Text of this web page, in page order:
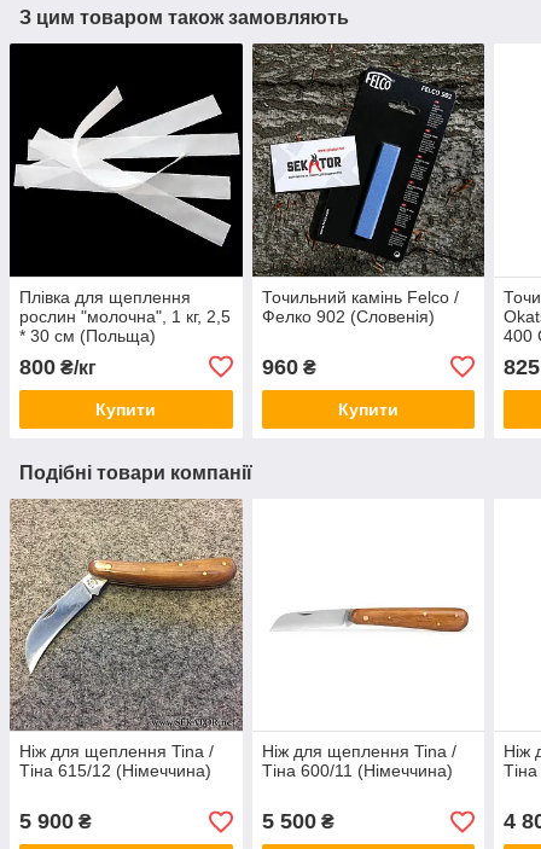
З цим товаром також замовляють
Плівка для щеплення
рослин "молочна", 1 кг, 2,5
* 30 см (Польща)
800 ₴/кг
Купити
Точильний камінь Felco /
Фелко 902 (Словенія)
960₴
Купити
400
825
Подібні товари компанії
Ніж для щеплення Tina /
Тіна 615/12 (Німеччина)
5 900 ₴
Ніж для щеплення Tina /
Тіна 600/11 (Німеччина)
5 500₴
Ніж
4